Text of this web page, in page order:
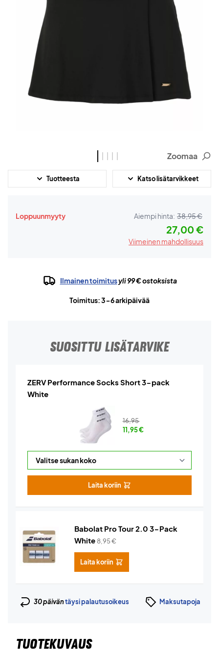
Zoomaa
Tuotteesta Katso lisätarvikkeet
Loppuunmyyty Aiempi hinta: 38,95 €
27,00 €
Viimeinen mahdollisuus
Ilmainen toimitusyli 99 € ostoksista
Toimitus: 3-6 arkipäivää
SUOSITTU LISÄTARVIKE
ZERV Performance Socks Short 3-pack
White
16,95
11,95€
Laita koriin
Babolat Pro Tour 2.0 3-Pack
White 8,95€
Laita koriin
30 päiväntäysi palautusoikeus Maksutapoja
TUOTEKUVAUS